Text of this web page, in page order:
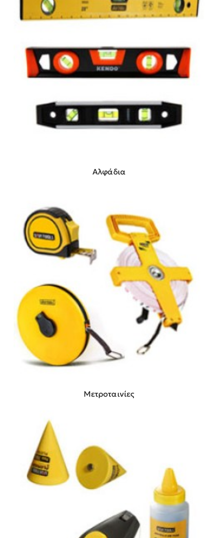
Αλφάδια
Μετροταινίες